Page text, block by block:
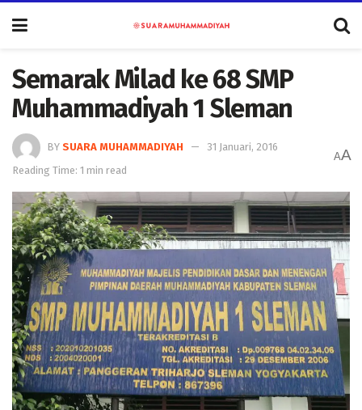
Semarak Milad ke 68 SMP
Muhammadiyah 1 Sleman
BY SUARA MUHAMMADIYAH
31 Januari, 2016
Reading Time: 1 min read
AA